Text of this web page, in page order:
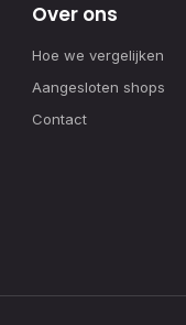
Over ons
Hoe we vergelijken
Aangesloten shops
Contact